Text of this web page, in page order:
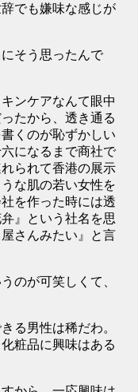
でも嫌味な感じが
そう思ったんで
ンケアなんて眼中
たから、透き通る
くのが恥ずかしい
になるまで商社で
られて香港の展示
な肌の若い女性を
を作った時には透
』という社名を思
さんみたい』と言
のが可笑しくて、
る男性は稀だわ。
粧品に興味はある